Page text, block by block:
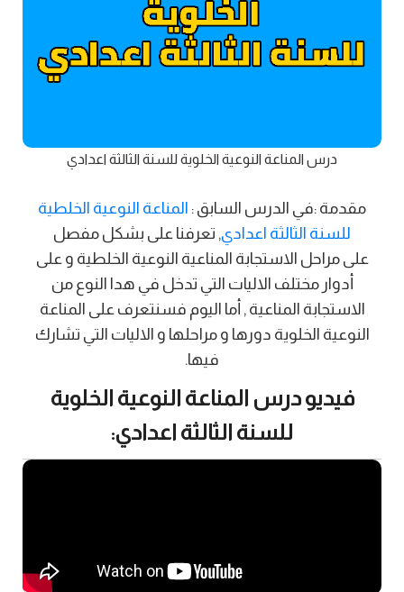
درس المناعة النوعية الخلوية للسنة الثالثة اعدادي
مقدمة :في الدرس السابق : المناعة النوعية الخلطية
للسنة الثالثة اعدادي, تعرفنا على بشكل مفصل
على مراحل الاستجابة المناعية النوعية الخلطية و على
أدوار مختلف الاليات التي تدخل في هدا النوع من
الاستجابة المناعية , أما اليوم فسنتعرف على المناعة
النوعية الخلوية دورها و مراحلها و الاليات التي تشارك
فيها.
فيديو درس المناعة النوعية الخلوية
للسنة الثالثة اعدادي: